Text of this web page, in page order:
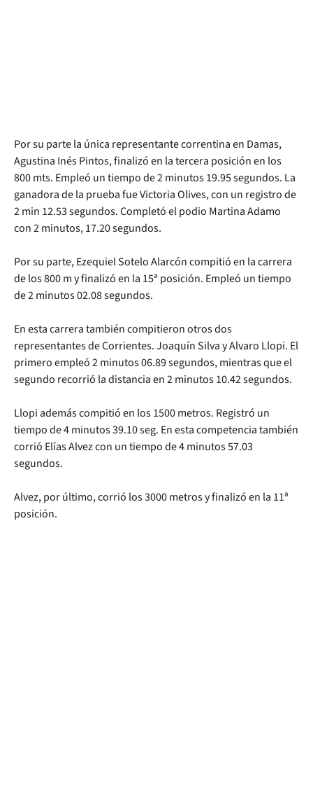
Por su parte la única representante correntina en Damas,
Agustina Inés Pintos, finalizó en la tercera posición en los
800 mts. Empleó un tiempo de 2 minutos 19.95 segundos. La
ganadora de la prueba fue Victoria Olives, con un registro de
2 min 12.53 segundos. Completó el podio Martina Adamo
con 2 minutos, 17.20 segundos.
Por su parte, Ezequiel Sotelo Alarcón compitió en la carrera
de los 800 m y finalizó en la 15ª posición. Empleó un tiempo
de 2 minutos 02.08 segundos.
En esta carrera también compitieron otros dos
representantes de Corrientes. Joaquín Silva y Alvaro Llopi. El
primero empleó 2 minutos 06.89 segundos, mientras que el
segundo recorrió la distancia en 2 minutos 10.42 segundos.
Llopi además compitió en los 1500 metros. Registró un
tiempo de 4 minutos 39.10 seg. En esta competencia también
corrió Elías Alvez con un tiempo de 4 minutos 57.03
segundos.
Alvez, por último, corrió los 3000 metros y finalizó en la 11ª
posición.